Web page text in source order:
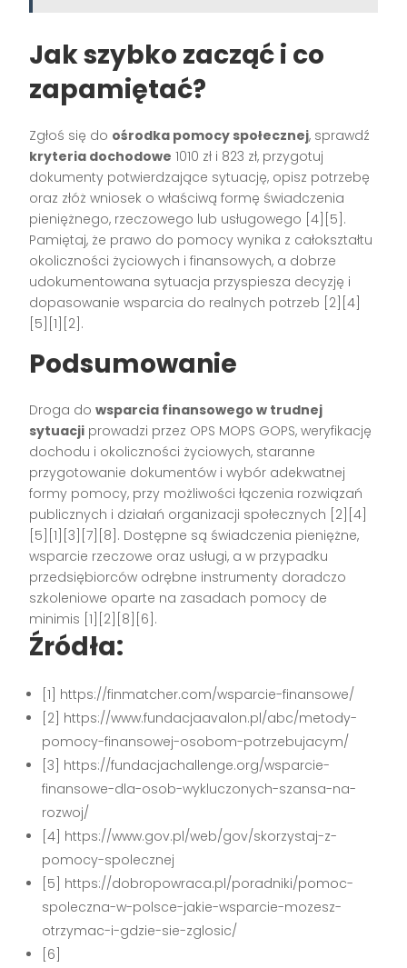
Jak szybko zacząć i co
zapamiętać?
Zgłoś się do ośrodka pomocy społecznej, sprawdź
kryteria dochodowe 1010 zł i 823 zł, przygotuj
dokumenty potwierdzające sytuację, opisz potrzebę
oraz złóż wniosek o właściwą formę świadczenia
pieniężnego, rzeczowego lub usługowego [4][5].
Pamiętaj, że prawo do pomocy wynika z całokształtu
okoliczności życiowych i finansowych, a dobrze
udokumentowana sytuacja przyspiesza decyzję i
dopasowanie wsparcia do realnych potrzeb [2][4]
[5][1][2].
Podsumowanie
Droga dowsparcia finansowego w trudnej
sytuacji prowadzi przez OPS MOPS GOPS, weryfikację
dochodu i okoliczności życiowych, staranne
przygotowanie dokumentów i wybór adekwatnej
formy pomocy, przy możliwości łączenia rozwiązań
publicznych i działań organizacji społecznych [2][4]
[5][1][3][7][8]. Dostępne są świadczenia pieniężne,
wsparcie rzeczowe oraz usługi, a w przypadku
przedsiębiorców odrębne instrumenty doradczo
szkoleniowe oparte na zasadach pomocy de
minimis [1][2][8][6].
Źródła:
[1] https://finmatcher.com/wsparcie-finansowe/
[2] https://www.fundacjaavalon.pl/abc/metody-
pomocy-finansowej-osobom-potrzebujacym/
[3] https://fundacjachallenge.org/wsparcie-
finansowe-dla-osob-wykluczonych-szansa-na-
rozwoj/
[4] https://www.gov.pl/web/gov/skorzystaj-z-
pomocy-spolecznej
[5] https://dobropowraca.pl/poradniki/pomoc-
spoleczna-w-polsce-jakie-wsparcie-mozesz-
otrzymac-i-gdzie-sie-zglosic/
[6]